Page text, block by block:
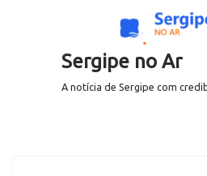
Sergipe no Ar
A notícia de Sergipe com